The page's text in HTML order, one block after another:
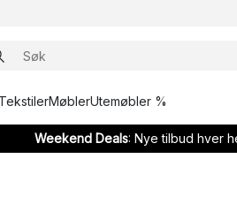
MøblerUtemøbler %
Weekend Deals: Nye tilbud hver